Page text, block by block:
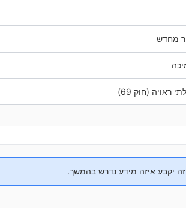
מחדש
ראויה (חוק 69)
זה יקבע איזה מידע נדרש בהמשך.